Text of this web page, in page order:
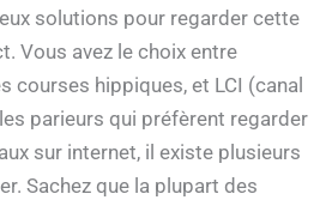
solutions pour regarder cette
Vous avez le choix entre
courses hippiques, et LCI (canal
parieurs qui préfèrent regarder
sur internet, il existe plusieurs
Sachez que la plupart des